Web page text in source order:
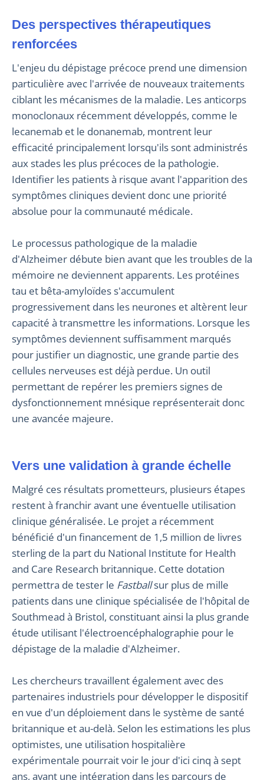
Des perspectives thérapeutiques
renforcées
L'enjeu du dépistage précoce prend une dimension
particulière avec l'arrivée de nouveaux traitements
ciblant les mécanismes de la maladie. Les anticorps
monoclonaux récemment développés, comme le
lecanemab et le donanemab, montrent leur
efficacité principalement lorsqu'ils sont administrés
aux stades les plus précoces de la pathologie.
Identifier les patients à risque avant l'apparition des
symptômes cliniques devient donc une priorité
absolue pour la communauté médicale.
Le processus pathologique de la maladie
d'Alzheimer débute bien avant que les troubles de la
mémoire ne deviennent apparents. Les protéines
tau et bêta-amyloïdes s'accumulent
progressivement dans les neurones et altèrent leur
capacité à transmettre les informations. Lorsque les
symptômes deviennent suffisamment marqués
pour justifier un diagnostic, une grande partie des
cellules nerveuses est déjà perdue. Un outil
permettant de repérer les premiers signes de
dysfonctionnement mnésique représenterait donc
une avancée majeure.
Vers une validation à grande échelle
Malgré ces résultats prometteurs, plusieurs étapes
restent à franchir avant une éventuelle utilisation
clinique généralisée. Le projet a récemment
bénéficié d'un financement de 1,5 million de livres
sterling de la part du National Institute for Health
and Care Research britannique. Cette dotation
permettra de tester le Fastballsur plus de mille
patients dans une clinique spécialisée de l'hôpital de
Southmead à Bristol, constituant ainsi la plus grande
étude utilisant l'électroencéphalographie pour le
dépistage de la maladie d'Alzheimer.
Les chercheurs travaillent également avec des
partenaires industriels pour développer le dispositif
en vue d'un déploiement dans le système de santé
britannique et au-delà. Selon les estimations les plus
optimistes, une utilisation hospitalière
expérimentale pourrait voir le jour d'ici cinq à sept
ans, avant une intégration dans les parcours de